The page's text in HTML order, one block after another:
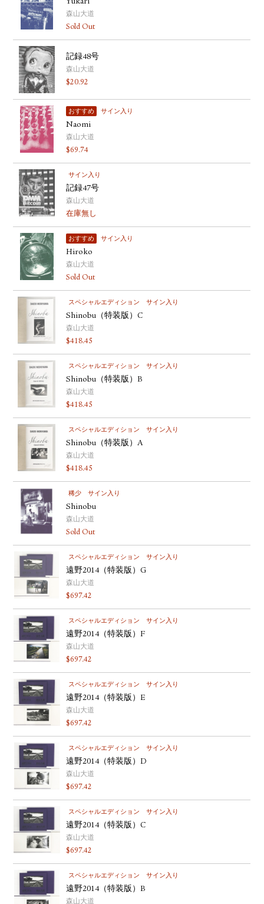
Yukari
森山大道
Sold Out
記録48号
森山大道
$20.92
おすすめ サイン入り
Naomi
森山大道
$69.74
サイン入り
記録47号
森山大道
在庫無し
おすすめ サイン入り
Hiroko
森山大道
Sold Out
スペシャルエディション サイン入り
Shinobu（特装版）C
森山大道
$418.45
スペシャルエディション サイン入り
Shinobu（特装版）B
森山大道
$418.45
スペシャルエディション サイン入り
Shinobu（特装版）A
森山大道
$418.45
稀少 サイン入り
Shinobu
森山大道
Sold Out
スペシャルエディション サイン入り
遠野2014（特装版）G
森山大道
$697.42
スペシャルエディション サイン入り
遠野2014（特装版）F
森山大道
$697.42
スペシャルエディション サイン入り
遠野2014（特装版）E
森山大道
$697.42
スペシャルエディション サイン入り
遠野2014（特装版）D
森山大道
$697.42
スペシャルエディション サイン入り
遠野2014（特装版）C
森山大道
$697.42
スペシャルエディション サイン入り
遠野2014（特装版）B
森山大道